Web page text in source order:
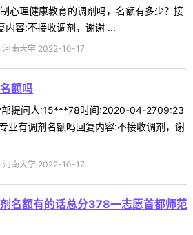
心理健康教育的调剂吗，名额有多少？接
内容:不接收调剂，谢谢 ...
河南大学 2022-10-17
额吗
部提问人:15***78时间:2020-04-2709:23
业有调剂名额吗回复内容:不接收调剂，谢
河南大学 2022-10-17
名额有的话总分378一志愿首都师范